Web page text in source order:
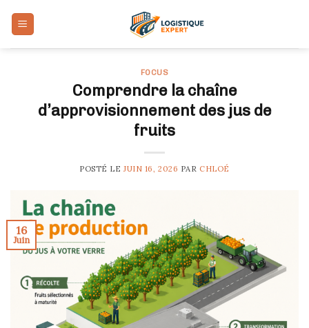
FOCUS
Comprendre la chaîne
d’approvisionnement des jus de
fruits
POSTÉ LEJUIN 16, 2026 PARCHLOÉ
16
Juin